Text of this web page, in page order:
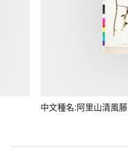
中文種名:阿里山清風藤